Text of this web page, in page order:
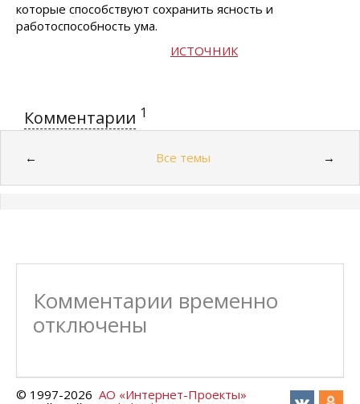
которые способствуют сохранить ясность и
работоспособность ума.
ИСТОЧНИК
Комментарии 1
← Все темы →
Комментарии временно
отключены
© 1997-2026 АО «Интернет-Проекты»